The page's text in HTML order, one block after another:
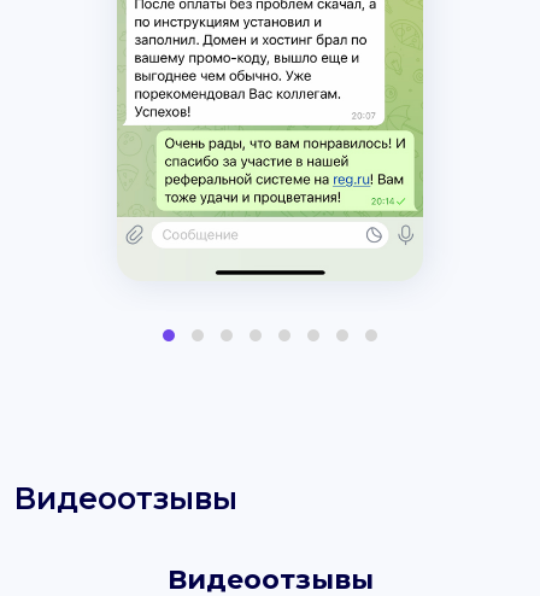
Видеоотзывы
Видеоотзывы